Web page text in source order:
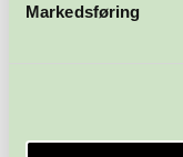
Markedsføring